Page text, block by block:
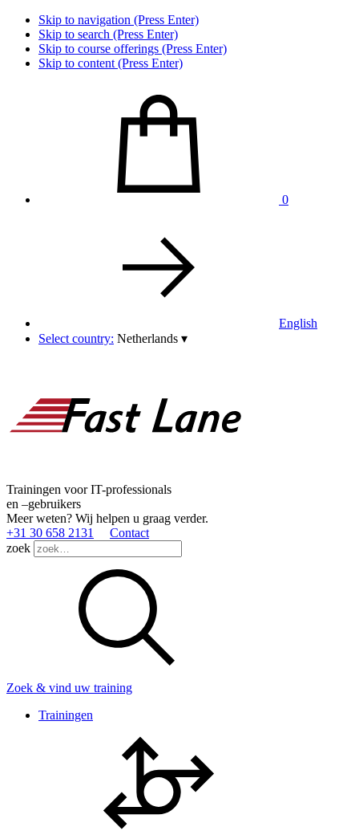
Skip to navigation (Press Enter)
Skip to search (Press Enter)
Skip to course offerings (Press Enter)
Skip to content (Press Enter)
0
English
Select country: Netherlands ▾
Trainingen voor IT-professionals
en –gebruikers
Meer weten? Wij helpen u graag verder.
+31 30 658 2131
Contact
zoek
Zoek & vind uw training
Trainingen